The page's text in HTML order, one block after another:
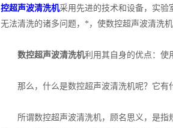
控超声波清洗机采用先进的技术和设备，实验
无法清洗的诸多问题，*，使数控超声波清洗
数控超声波清洗机利用其自身的优点：使
那么，什么是数控超声波清洗机呢？它有
所谓数控超声波清洗机，顾名思义，是指